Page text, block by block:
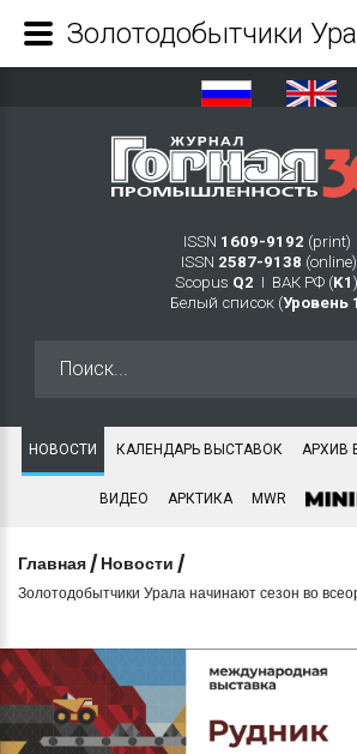
ISSN 1609-9192 (print)
ISSN 2587-9138 (online)
Scopus Q2 Ι ВАК РФ (K1 )
Белый список (Уровень 1
НОВОСТИ КАЛЕНДАРЬ ВЫСТАВОК АРХИВ
ВИДЕО АРКТИКА MWR
Главная / Новости /
Золотодобытчики Урала начинают сезон во